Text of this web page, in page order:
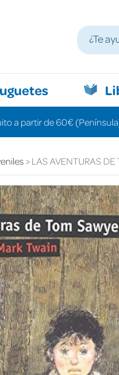
a partir de 60€
LAS AVENTURAS DE